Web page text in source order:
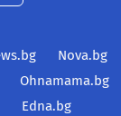
Nova.bg
Ohnamama.bg
Edna.bg